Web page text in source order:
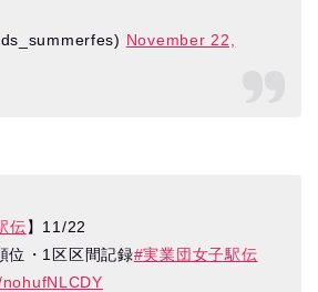
November 22,
伝】11/22
位・1区区間記録#実業団女子駅伝